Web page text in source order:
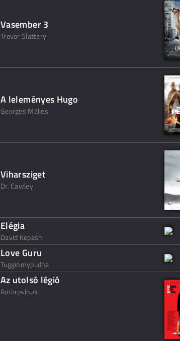
Vasember 3
Trevor Slattery
A leleményes Hugo
Georges Méliès
Viharsziget
Dr. Cawley
Elégia
David Kepesh
Love Guru
Tugginmypudha
Az utolsó légió
Ambrosinus